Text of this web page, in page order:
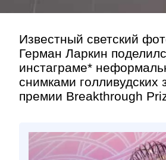
Известный светский
Герман Ларкин
инстаграме*
снимками голливудских
премии Breakthrough